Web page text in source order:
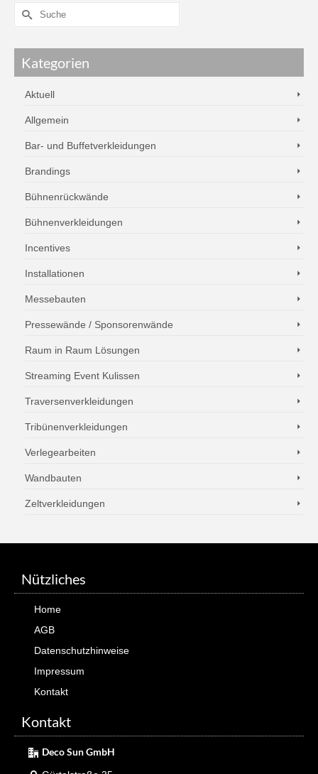
Kategorien
Aktuell
Allgemein
Bar- und Buffetverkleidungen
Brandings
Bühnenrückwände
Bühnenverkleidungen
Incentives
Installationen
Messebauten
Pressewände / Sponsorenwände
Raum in Raum Lösungen
Streaming Event Kulissen
Traversenverkleidungen
Tribünenverkleidungen
Verlegearbeiten
Wandbauten
Zeltverkleidungen
Nützliches
Home
AGB
Datenschutzhinweise
Impressum
Kontakt
Kontakt
Deco Sun GmbH